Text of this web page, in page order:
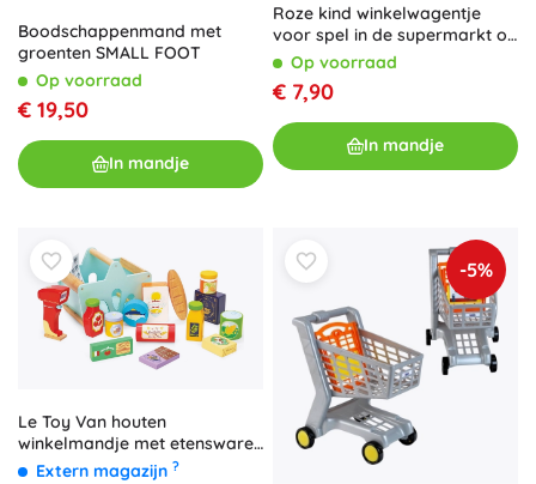
Boodschappenmand met
groenten SMALL FOOT
Op voorraad
€ 19,50
In mandje
Roze kind winkelwagentje
voor spel in de supermarkt of
keuken + 18 accessoires
Op voorraad
€ 7,90
In mandje
Le Toy Van houten
winkelmandje met etenswaren
en scanner
Extern magazijn ?
-5%